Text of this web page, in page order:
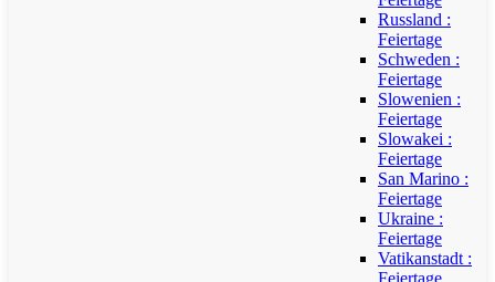
Russland :
Feiertage
Schweden :
Feiertage
Slowenien :
Feiertage
Slowakei :
Feiertage
San Marino :
Feiertage
Ukraine :
Feiertage
Vatikanstadt :
Feiertage